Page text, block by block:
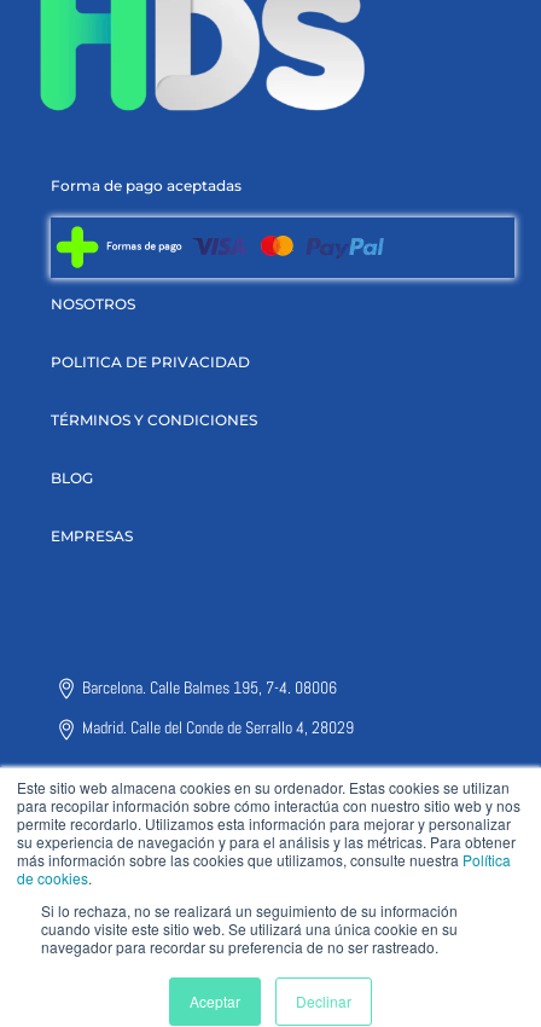
Este sitio web almacena cookies en su ordenador. Estas cookies se utilizan
para recopilar información sobre cómo interactúa con nuestro sitio web y nos
permite recordarlo. Utilizamos esta información para mejorar y personalizar
su experiencia de navegación y para el análisis y las métricas. Para obtener
más información sobre las cookies que utilizamos, consulte nuestra Política
de cookies.
Si lo rechaza, no se realizará un seguimiento de su información
cuando visite este sitio web. Se utilizará una única cookie en su
navegador para recordar su preferencia de no ser rastreado.
Aceptar Declinar
Forma de pago aceptadas
NOSOTROS
POLITICA DE PRIVACIDAD
TÉRMINOS Y CONDICIONES
BLOG
EMPRESAS
Barcelona. Calle Balmes 195, 7-4. 08006
Madrid. Calle del Conde de Serrallo 4, 28029
CDMX. Calle Adolfo Lopez Mateos nº2024, Colonia Bellavista, Metepec
52172
Santiago de Chile. Cerro el Plomo 5931, 7550000